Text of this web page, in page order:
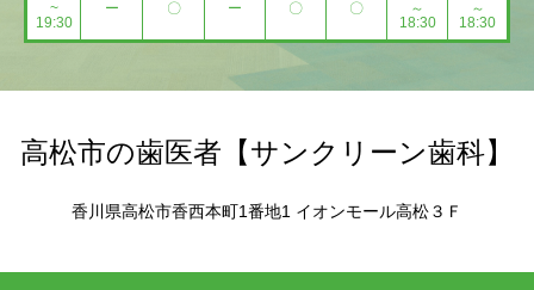
~
19:30
ー 〇 ー 〇 〇
～
18:30
～
18:30
高松市の歯医者【サンクリーン歯科】
香川県高松市香西本町1番地1 イオンモール高松３Ｆ